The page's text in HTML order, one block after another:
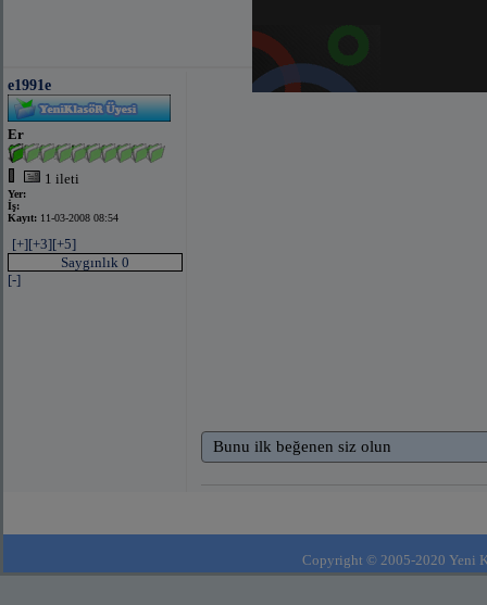
e1991e
Er
1 ileti
Yer:
İş:
Kayıt: 11-03-2008 08:54
[+][+3][+5]
Saygınlık 0
[-]
Bunu ilk beğenen siz olun
Copyright © 2005-2020 Yeni